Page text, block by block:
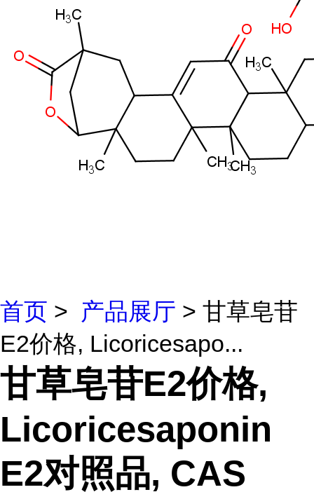
首页 > 产品展厅 > 甘草皂苷
E2价格, Licoricesapo...
甘草皂苷E2价格,
Licoricesaponin
E2对照品, CAS